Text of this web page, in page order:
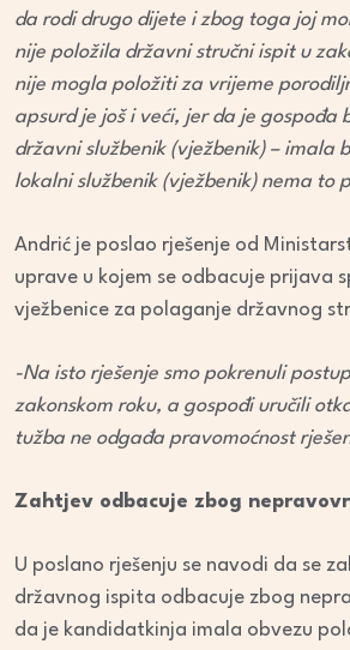
da rodi drugo dijete i zbog toga joj
nije položila državni stručni ispit u
nije mogla položiti za vrijeme
apsurd je još i veći, jer da je gospođa
državni službenik (vježbenik) – imala
lokalni službenik (vježbenik) nema to
Andrić je poslao rješenje od
uprave u kojem se odbacuje prijava
vježbenice za polaganje državnog
-Na isto rješenje smo pokrenuli
zakonskom roku, a gospođi uručili
tužba ne odgađa pravomoćnost
Zahtjev odbacuje zbog
U poslano rješenju se navodi da se
državnog ispita odbacuje zbog
da je kandidatkinja imala obvezu